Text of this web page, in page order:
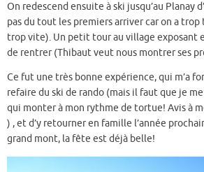
On redescend ensuite à ski jusqu’au Planay
pas du tout les premiers arriver car on a
trop vite). Un petit tour au village exposant
de rentrer (Thibaut veut nous montrer ses
Ce fut une très bonne expérience, qui m’a
refaire du ski de rando (mais il faut que je
qui monter à mon rythme de tortue! Avis à
) , et d’y retourner en famille l’année
grand mont, la fête est déjà belle!